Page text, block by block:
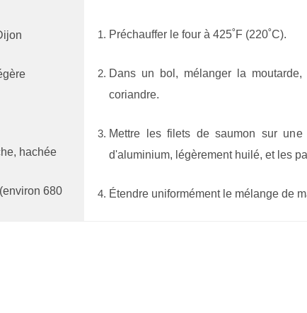
hachée
680
Préchauffer le four à 425˚F (220˚C).
Dans un bol, mélanger la
coriandre.
Mettre les filets de saumon sur
d'aluminium, légèrement huilé, et les
Étendre uniformément le mélange de
Dans un petit bol, mélanger Panko